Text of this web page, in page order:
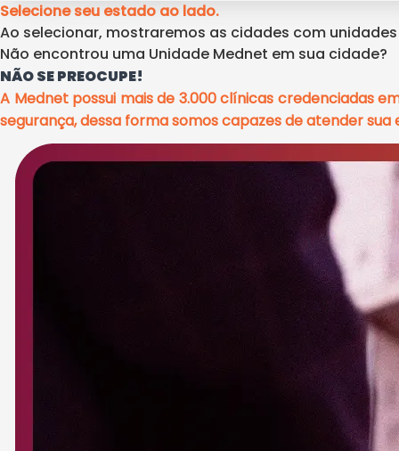
Selecione seu estado ao lado.
Ao selecionar, mostraremos as cidades com
Não encontrou uma Unidade Mednet em sua cidade?
NÃO SE PREOCUPE!
A Mednet possui mais de 3.000 clínicas credenciadas
segurança, dessa forma somos capazes de atender